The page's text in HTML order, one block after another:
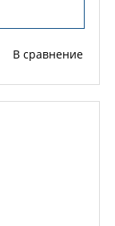
В сравнение